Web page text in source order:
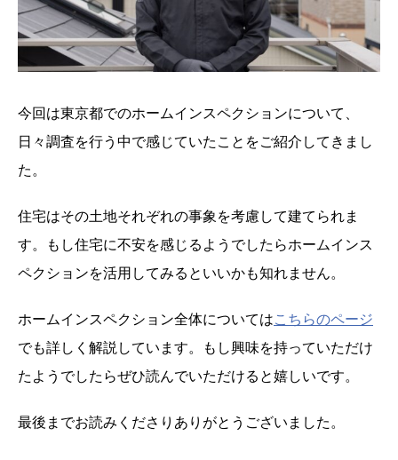
今回は東京都でのホームインスペクションについて、
日々調査を行う中で感じていたことをご紹介してきまし
た。
住宅はその土地それぞれの事象を考慮して建てられま
す。もし住宅に不安を感じるようでしたらホームインス
ペクションを活用してみるといいかも知れません。
ホームインスペクション全体についてはこちらのページ
でも詳しく解説しています。もし興味を持っていただけ
たようでしたらぜひ読んでいただけると嬉しいです。
最後までお読みくださりありがとうございました。